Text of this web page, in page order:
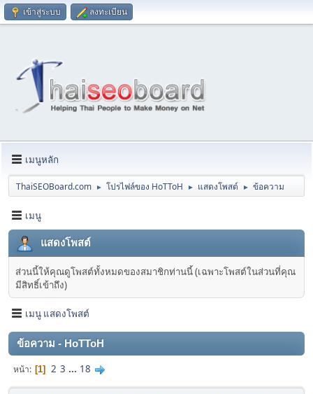
เข้าสู่ระบบ ลงทะเบียน
เมนูหลัก
ThaiSEOBoard.com ► โปรไฟล์ของ HoTToH ► แสดงโพสต์ ► ข้อความ
เมนู
แสดงโพสต์
ส่วนนี้ให้คุณดูโพสต์ทั้งหมดของสมาชิกท่านนี้ (เฉพาะโพสต์ในส่วนที่คุณ
มีสิทธิ์เข้าถึง)
เมนู แสดงโพสต์
ข้อความ - HoTToH
หน้า 1 2 3 ... 18